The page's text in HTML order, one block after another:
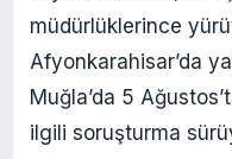
müdürlüklerince
Afyonkarahisar’da
Muğla’da 5
ilgili soruşturma